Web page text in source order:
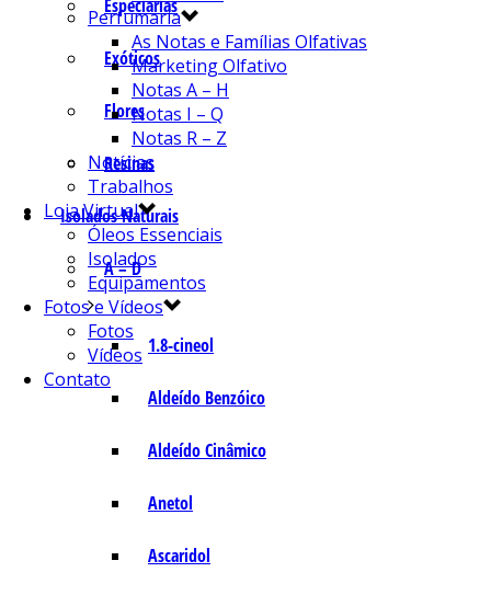
Especiarias
Exóticos
Flores
Resinas
Isolados Naturais
A – D
1.8-cineol
Aldeído Benzóico
Aldeído Cinâmico
Anetol
Ascaridol
Perfumaria
As Notas e Famílias Olfativas
Marketing Olfativo
Notas A – H
Notas I – Q
Notas R – Z
Notícias
Trabalhos
Loja Virtual
Óleos Essenciais
Isolados
Equipamentos
Fotos e Vídeos
Fotos
Vídeos
Contato